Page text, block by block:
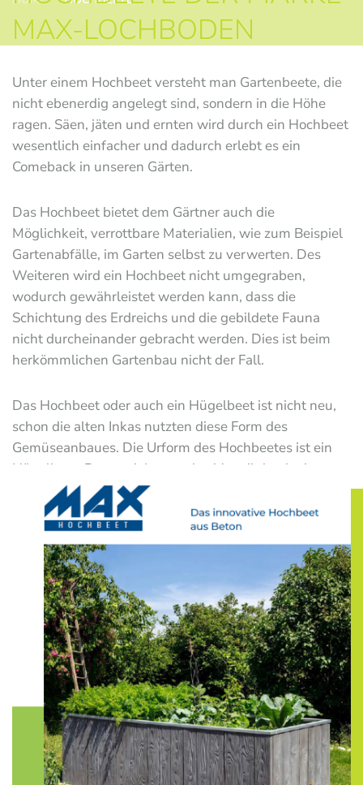
MAX-LOCHBODEN
Unter einem Hochbeet versteht man Gartenbeete, die
nicht ebenerdig angelegt sind, sondern in die Höhe
ragen. Säen, jäten und ernten wird durch ein Hochbeet
wesentlich einfacher und dadurch erlebt es ein
Comeback in unseren Gärten.
Das Hochbeet bietet dem Gärtner auch die
Möglichkeit, verrottbare Materialien, wie zum Beispiel
Gartenabfälle, im Garten selbst zu verwerten. Des
Weiteren wird ein Hochbeet nicht umgegraben,
wodurch gewährleistet werden kann, dass die
Schichtung des Erdreichs und die gebildete Fauna
nicht durcheinander gebracht werden. Dies ist beim
herkömmlichen Gartenbau nicht der Fall.
Das Hochbeet oder auch ein Hügelbeet ist nicht neu,
schon die alten Inkas nutzten diese Form des
Gemüseanbaues. Die Urform des Hochbeetes ist ein
Hügelbeet. Dort erzielt man den Vorteil durch ein
gewölbtes Beet mehr Anbaufläche zu bekommen.